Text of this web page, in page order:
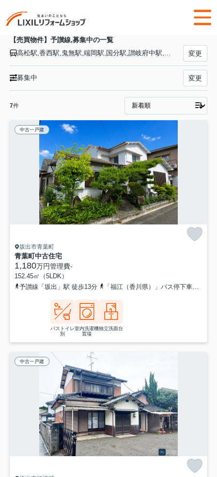
【売買物件】予讃線,募集中の一覧
変更
募集中 変更
7件
中古一戸建
坂出市青葉町
青葉町中古住宅
1,180万円管理費-
152.45㎡（5LDK）
予讃線「坂出」駅 徒歩13分
「福江（香川県）」バス停下車 徒歩3分
バストイレ
別
室内洗濯機
置場
独立洗面台
中古一戸建